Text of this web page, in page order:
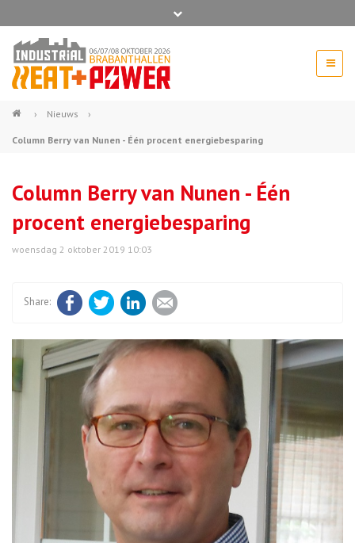
beurs@54events.nl
Exposanten login
› Nieuws ›
Column Berry van Nunen - Één procent energiebesparing
Column Berry van Nunen - Één
procent energiebesparing
woensdag 2 oktober 2019 10:03
FacebookTwitter LinkedIn